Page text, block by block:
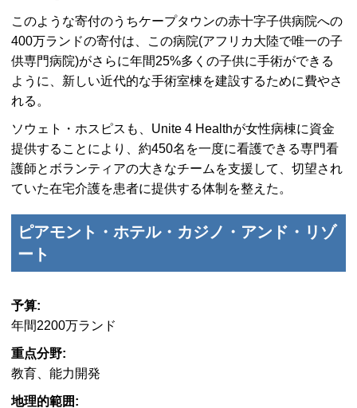
このような寄付のうちケープタウンの赤十字子供病院への
400万ランドの寄付は、この病院(アフリカ大陸で唯一の子
供専門病院)がさらに年間25%多くの子供に手術ができる
ように、新しい近代的な手術室棟を建設するために費やさ
れる。
ソウェト・ホスピスも、Unite 4 Healthが女性病棟に資金
提供することにより、約450名を一度に看護できる専門看
護師とボランティアの大きなチームを支援して、切望され
ていた在宅介護を患者に提供する体制を整えた。
ピアモント・ホテル・カジノ・アンド・リゾ
ート
予算:
年間2200万ランド
重点分野:
教育、能力開発
地理的範囲: